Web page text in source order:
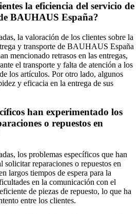
la eficiencia del servicio de
BAUHAUS España?
la valoración de los clientes sobre la
y transporte de BAUHAUS España
mencionado retrasos en las entregas,
el transporte y falta de atención a los
los artículos. Por otro lado, algunos
y eficacia en la entrega de sus
han experimentado los
o repuestos en
los problemas específicos que han
solicitar reparaciones o repuestos en
largos tiempos de espera para la
en la comunicación con el
de piezas de repuesto, lo que ha
entre los clientes.